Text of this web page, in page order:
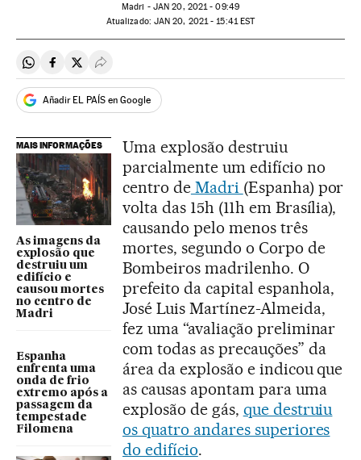
Madri - JAN 20, 2021 - 09:49
atualizado: JAN 20, 2021 - 15:41EST
Compartir en Whatsapp
Compartir en Facebook
Compartir en Twitter
Desplegar Redes Sociales
Añadir EL PAÍS en Google
MAIS INFORMAÇÕES
As imagens da
explosão que
destruiu um
edifício e
causou mortes
no centro de
Madri
Espanha
enfrenta uma
onda de frio
extremo após a
passagem da
tempestade
Filomena
Uma explosão destruiu
parcialmente um edifício no
centro deMadri (Espanha) por
volta das 15h (11h em Brasília),
causando pelo menos três
mortes, segundo o Corpo de
Bombeiros madrilenho. O
prefeito da capital espanhola,
José Luis Martínez-Almeida,
fez uma “avaliação preliminar
com todas as precauções” da
área da explosão e indicou que
as causas apontam para uma
explosão de gás, que destruiu
os quatro andares superiores
do edifício.